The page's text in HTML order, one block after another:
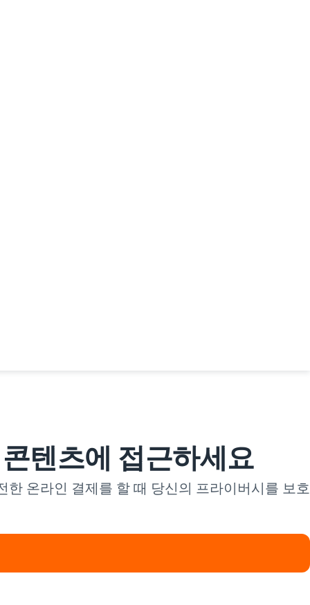
텐츠에 접근하세요
온라인 결제를 할 때 당신의 프라이버시를 보호